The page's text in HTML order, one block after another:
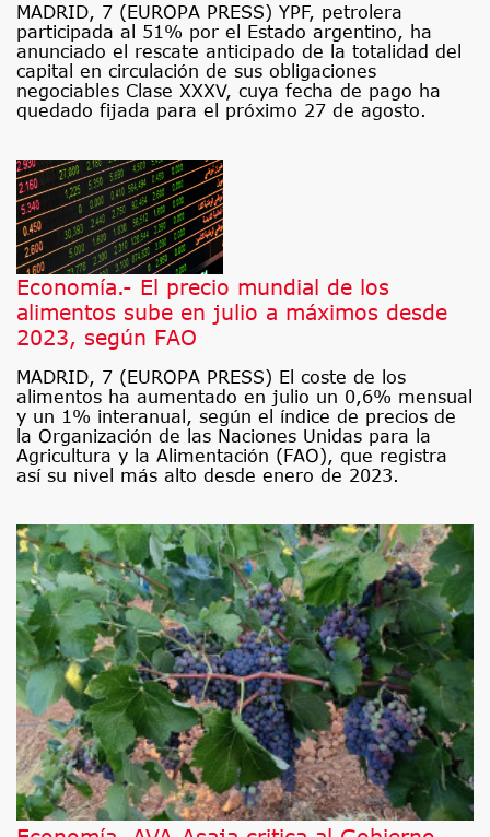
MADRID, 7 (EUROPA PRESS) YPF, petrolera
participada al 51% por el Estado argentino, ha
anunciado el rescate anticipado de la totalidad del
capital en circulación de sus obligaciones
negociables Clase XXXV, cuya fecha de pago ha
quedado fijada para el próximo 27 de agosto.
Economía.- El precio mundial de los
alimentos sube en julio a máximos desde
2023, según FAO
MADRID, 7 (EUROPA PRESS) El coste de los
alimentos ha aumentado en julio un 0,6% mensual
y un 1% interanual, según el índice de precios de
la Organización de las Naciones Unidas para la
Agricultura y la Alimentación (FAO), que registra
así su nivel más alto desde enero de 2023.